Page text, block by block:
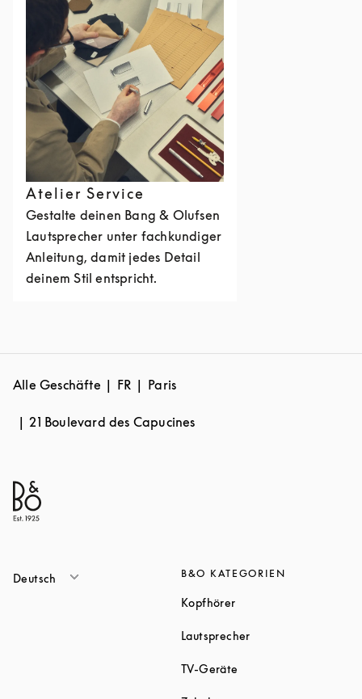
Atelier Service
Gestalte deinen Bang & Olufsen
Lautsprecher unter fachkundiger
Anleitung, damit jedes Detail
deinem Stil entspricht.
Alle Geschäfte FR Paris
21 Boulevard des Capucines
Deutsch B&O KATEGORIEN
KopfhörerLink Opens in New Tab
LautsprecherLink Opens in New
TV-Geräte